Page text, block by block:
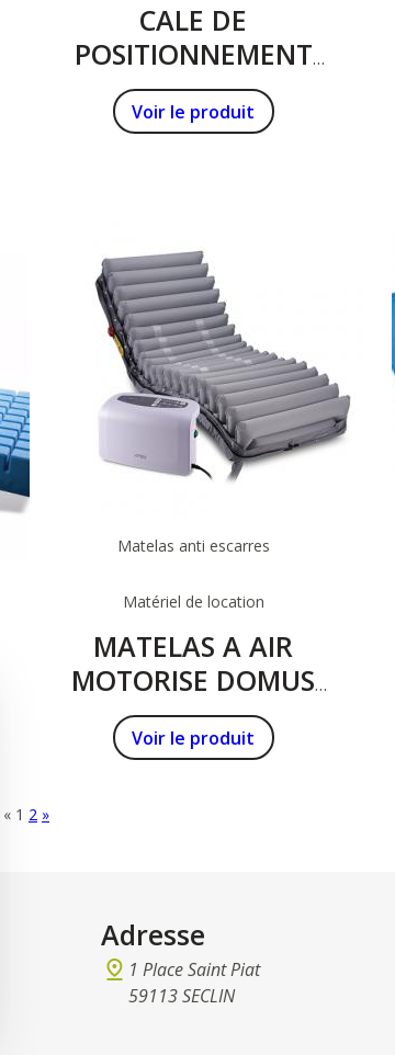
CALE DE
POSITIONNEMENT
SEMI LATÉRAL à 30°
Voir le produit
Matelas anti escarres
Matériel de location
MATELAS A AIR
MOTORISE DOMUS
4/AUTO
Voir le produit
« 1 2 »
Adresse
1 Place Saint Piat
59113 SECLIN